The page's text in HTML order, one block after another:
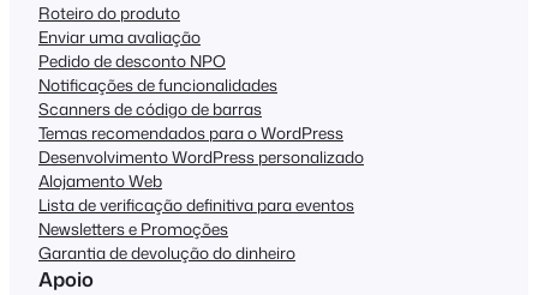
Roteiro do produto
Enviar uma avaliação
Pedido de desconto NPO
Notificações de funcionalidades
Scanners de código de barras
Temas recomendados para o WordPress
Desenvolvimento WordPress personalizado
Alojamento Web
Lista de verificação definitiva para eventos
Newsletters e Promoções
Garantia de devolução do dinheiro
Apoio